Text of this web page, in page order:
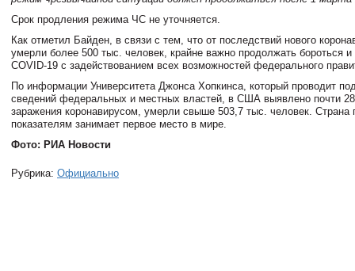
Срок продления режима ЧС не уточняется.
Как отметил Байден, в связи с тем, что от последствий нового
умерли более 500 тыс. человек, крайне важно продолжать бороться и
COVID-19 с задействованием всех возможностей федерального
По информации Университета Джонса Хопкинса, который проводит
сведений федеральных и местных властей, в США выявлено почти
заражения коронавирусом, умерли свыше 503,7 тыс. человек. Страна
показателям занимает первое место в мире.
Фото: РИА Новости
Рубрика: Официально